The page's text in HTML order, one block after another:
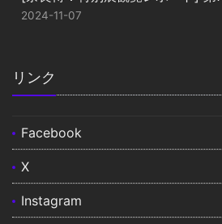
2024-11-07
リンク
Facebook
X
Instagram